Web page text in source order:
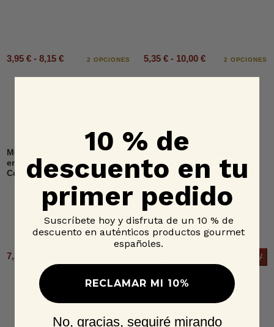
3,95 € - 8,15 € 2 OPCIONES 5,35 € - 10,00 € 2 OPCIONES
Melva Canutera de Andalucía
en aceite de oliva,
Conservera de Tarifa
7,30 € - 12,75 €
Tarantelo de Atún Rojo
Salvaje en aceite de oliva,
Conservera de Tarifa
10 % de
descuento en tu
primer pedido
Suscríbete hoy y disfruta de un 10 % de
descuento en auténticos productos gourmet
españoles.
RECLAMAR MI 10%
No, gracias, seguiré mirando